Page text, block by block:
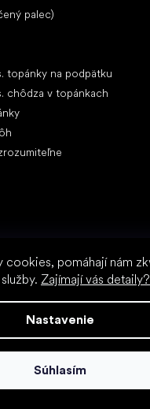
cookies, pomáhají nám
Zajímají vás detaily?
Nastavenie
Súhlasím
palec)
topánky na podpätku
chôdza v topánkach